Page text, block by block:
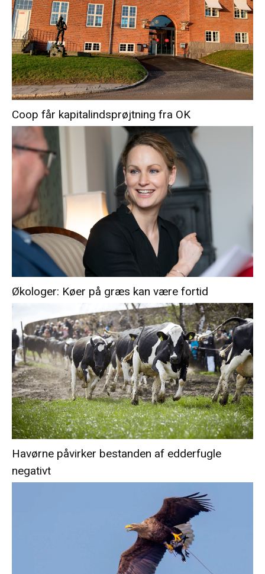
Coop får kapitalindsprøjtning fra OK
Økologer: Køer på græs kan være fortid
Havørne påvirker bestanden af edderfugle
negativt